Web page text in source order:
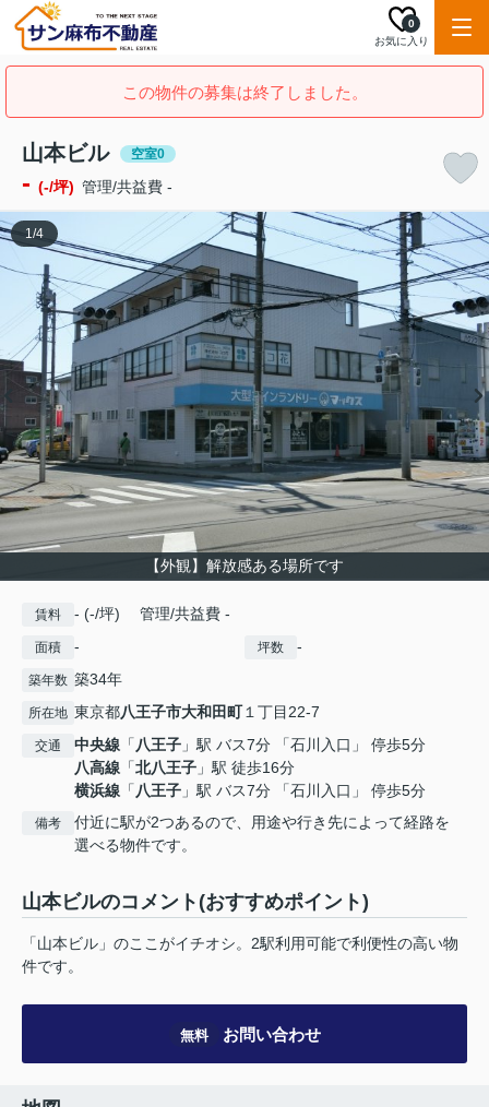
お気に入り
0
この物件の募集は終了しました。
山本ビル 空室0
- (-/坪) 管理/共益費 -
【外観】解放感ある場所です
1/4
賃料 - (-/坪) 管理/共益費 -
面積 - 坪数 -
築年数 築34年
所在地 東京都八王子市大和田町１丁目22-7
交通 中央線 「八王子 」駅 バス7分 「石川入口」 停歩5分
八高線 「北八王子 」駅 徒歩16分
横浜線 「八王子 」駅 バス7分 「石川入口」 停歩5分
備考
付近に駅が2つあるので、用途や行き先によって経路を
選べる物件です。
山本ビルのコメント(おすすめポイント)
「山本ビル」のここがイチオシ。2駅利用可能で利便性の高い物
件です。
無料 お問い合わせ